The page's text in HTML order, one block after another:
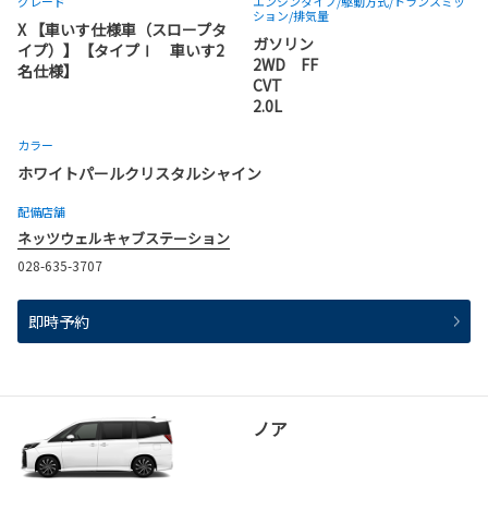
X 【車いす仕様車（スロープタ
イプ）】【タイプⅠ 車いす2
名仕様】
ション/排気量
ガソリン
2WD FF
CVT
2.0L
カラー
ホワイトパールクリスタルシャイン
配備店舗
ネッツウェルキャブステーション
028-635-3707
即時予約
ノア